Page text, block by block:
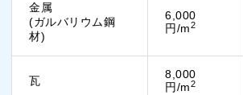
金属
(ガルバリウム鋼
材)
6,000
円/m2
瓦
8,000
円/m2